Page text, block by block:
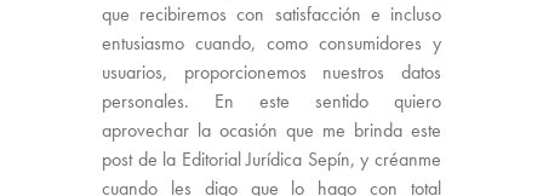
que recibiremos con satisfacción e incluso
entusiasmo cuando, como consumidores y
usuarios, proporcionemos nuestros datos
personales. En este sentido quiero
aprovechar la ocasión que me brinda este
post de la Editorial Jurídica Sepín, y créanme
cuando les digo que lo hago con total